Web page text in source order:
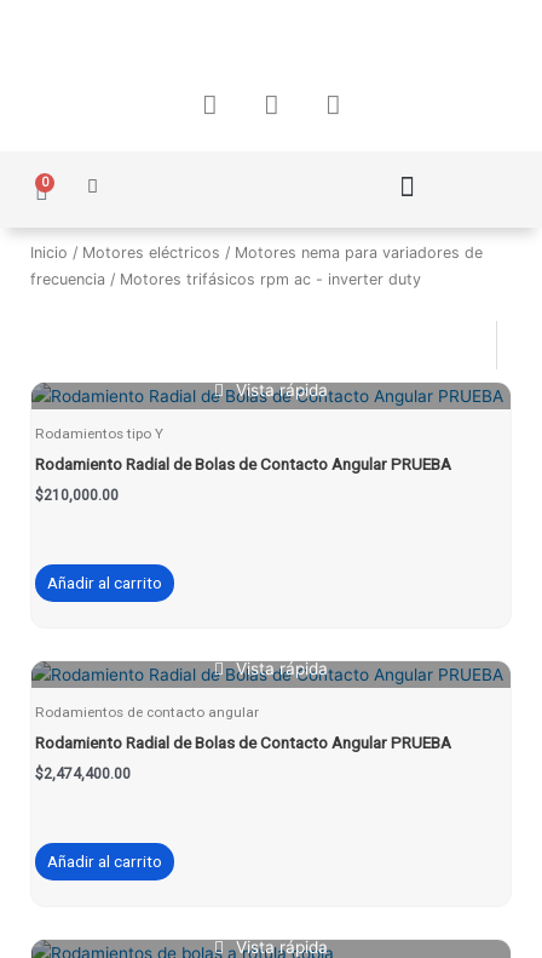
F
a
o
k
I
n
r
a
m
W
h
p
p
0
Carrito
Inicio / Motores eléctricos / Motores nema para variadores de
frecuencia / Motores trifásicos rpm ac - inverter duty
Vista rápida
Rodamientos tipo Y
Rodamiento Radial de Bolas de Contacto Angular PRUEBA
$210,000.00
Añadir al carrito
Vista rápida
Rodamientos de contacto angular
Rodamiento Radial de Bolas de Contacto Angular PRUEBA
$2,474,400.00
Añadir al carrito
Vista rápida